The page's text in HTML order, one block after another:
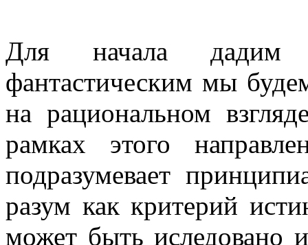
Для начала дадим
фантастическим мы
на рациональном
рамках этого
подразумевает
разум как критерий
может быть